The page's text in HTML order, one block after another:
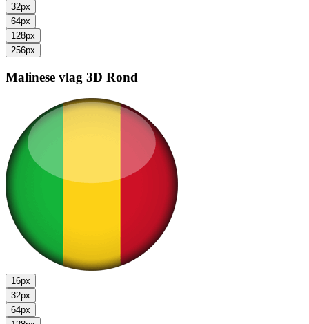
32px
64px
128px
256px
Malinese vlag 3D Rond
16px
32px
64px